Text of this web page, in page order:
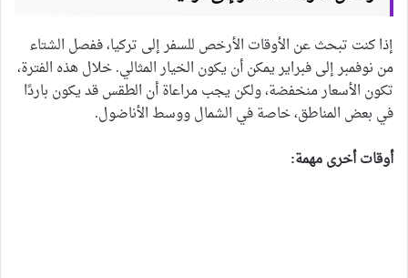
إذا كنت تبحث عن الأوقات الأرخص للسفر إلى تركيا، ففصل الشتاء
من نوفمبر إلى فبراير يمكن أن يكون الخيار المثالي. خلال هذه الفترة،
تكون الأسعار منخفضة، ولكن يجب مراعاة أن الطقس قد يكون باردًا
في بعض المناطق، خاصة في الشمال ووسط الأناضول.
أوقات أخرى مهمة: